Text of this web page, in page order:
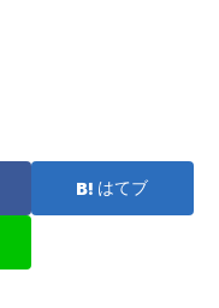
はてブ